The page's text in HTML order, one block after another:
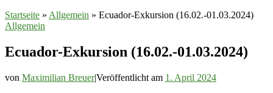
Startseite » Allgemein » Ecuador-Exkursion (16.02.-01.03.2024)
Allgemein
Ecuador-Exkursion (16.02.-01.03.2024)
von Maximilian Breuer|Veröffentlicht am 1. April 2024